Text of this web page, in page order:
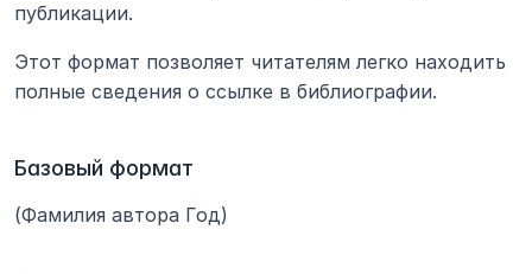
публикации.
Этот формат позволяет читателям легко находить
полные сведения о ссылке в библиографии.
Базовый формат
(Фамилия автора Год)